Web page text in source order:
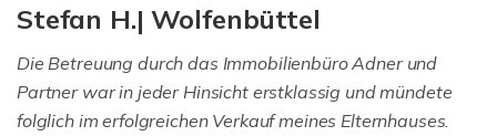
Stefan H.| Wolfenbüttel
Die Betreuung durch das Immobilienbüro Adner und
Partner war in jeder Hinsicht erstklassig und mündete
folglich im erfolgreichen Verkauf meines Elternhauses.